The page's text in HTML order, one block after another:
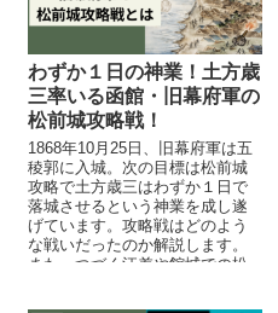
わずか１日の神業！土方歳
三率いる函館・旧幕府軍の
松前城攻略戦！
1868年10月25日、旧幕府軍は五
稜郭に入城。次の目標は松前城
攻略で土方歳三はわずか１日で
落城させるという神業を成し遂
げています。攻略戦はどのよう
な戦いだったのか解説します。
また、つづく江差や館城での松